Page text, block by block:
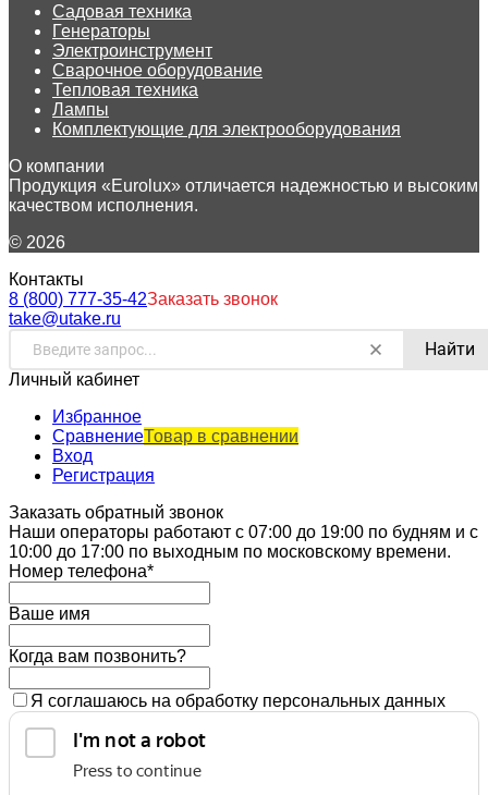
Садовая техника
Генераторы
Электроинструмент
Сварочное оборудование
Тепловая техника
Лампы
Комплектующие для электрооборудования
О компании
Продукция «Eurolux» отличается надежностью и высоким
качеством исполнения.
© 2026
Контакты
8 (800) 777-35-42Заказать звонок
take@utake.ru
Найти
Личный кабинет
Избранное
СравнениеТовар в сравнении
Вход
Регистрация
Заказать обратный звонок
Наши операторы работают с 07:00 до 19:00 по будням и с
10:00 до 17:00 по выходным по московскому времени.
Номер телефона*
Ваше имя
Когда вам позвонить?
Я соглашаюсь на обработку персональных данных